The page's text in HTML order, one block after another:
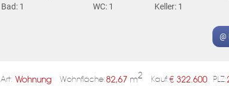
Bad: 1 WC: 1 Keller: 1
@
Art: Wohnung Wohnfläche:82,67 m2 Kauf:€ 322.600 PLZ: